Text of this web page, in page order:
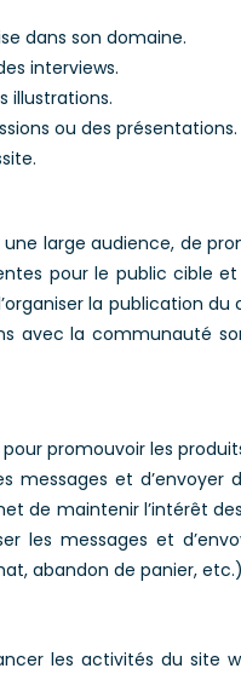
dans son domaine.
interviews.
illustrations.
ou des présentations.
large audience, de
pour le public cible
la publication du
avec la communauté
promouvoir les
messages et
de maintenir l’intérêt
les messages et
abandon de panier,
les activités du site